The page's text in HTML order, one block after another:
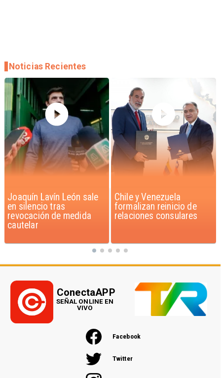
Chile y Venezuela
formalizan reinicio de
relaciones consulares
Feriantes rechazan
dichos de Camila Flores
sobre Fabiola Campillai
Noticias Recientes
Facebook
Twitter
ConectaAPP
SEÑAL ONLINE EN
VIVO